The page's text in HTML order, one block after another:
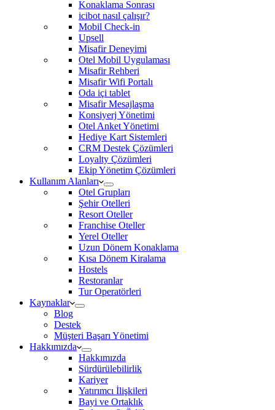
Konaklama Sonrası
icibot nasıl çalışır?
Mobil Check-in
Upsell
Misafir Deneyimi
Otel Mobil Uygulaması
Misafir Rehberi
Misafir Wifi Portalı
Oda içi tablet
Misafir Mesajlaşma
Konsiyerj Yönetimi
Otel Anket Yönetimi
Hediye Kart Sistemleri
CRM Destek Çözümleri
Loyalty Çözümleri
Ekip Yönetim Çözümleri
Kullanım Alanları
Otel Grupları
Şehir Otelleri
Resort Oteller
Franchise Oteller
Yerel Oteller
Uzun Dönem Konaklama
Kısa Dönem Kiralama
Hostels
Restoranlar
Tur Operatörleri
Kaynaklar
Blog
Destek
Müşteri Başarı Yönetimi
Hakkımızda
Hakkımızda
Sürdürülebilirlik
Kariyer
Yatırımcı İlişkileri
Bayi ve Ortaklık